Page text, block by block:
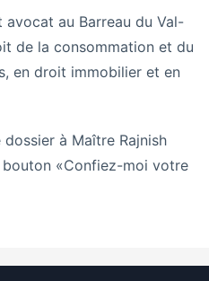
avocat au Barreau du Val-
de la consommation et du
en droit immobilier et en
à Maître Rajnish
«Confiez-moi votre